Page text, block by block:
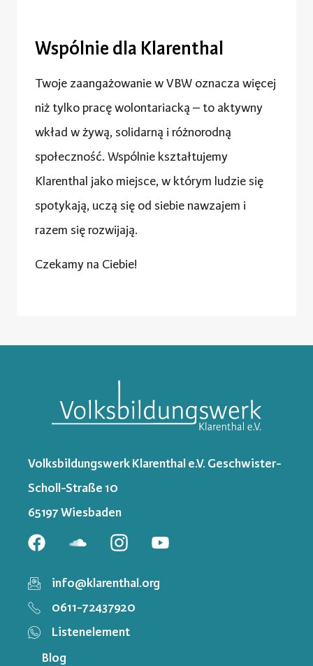
Wspólnie dla Klarenthal
Twoje zaangażowanie w VBW oznacza więcej
niż tylko pracę wolontariacką – to aktywny
wkład w żywą, solidarną i różnorodną
społeczność. Wspólnie kształtujemy
Klarenthal jako miejsce, w którym ludzie się
spotykają, uczą się od siebie nawzajem i
razem się rozwijają.
Czekamy na Ciebie!
Volksbildungswerk Klarenthal e.V. Geschwister-
Scholl-Straße 10
65197 Wiesbaden
info@klarenthal.org
0611-72437920
Listenelement
Blog